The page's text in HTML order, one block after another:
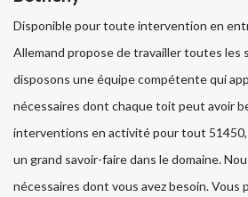
Disponible pour toute intervention en
Allemand propose de travailler toutes
disposons une équipe compétente qui
nécessaires dont chaque toit peut avoir
interventions en activité pour tout
un grand savoir-faire dans le domaine.
nécessaires dont vous avez besoin. Vous